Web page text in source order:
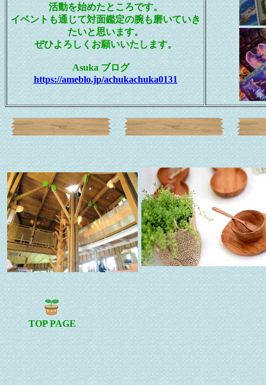
活動を始めたところです。
イベントも通じて対面鑑定の腕も磨いていき
たいと思います。
ぜひよろしくお願いいたします。
Asuka ブログ
https://ameblo.jp/achukachuka0131
TOP PAGE